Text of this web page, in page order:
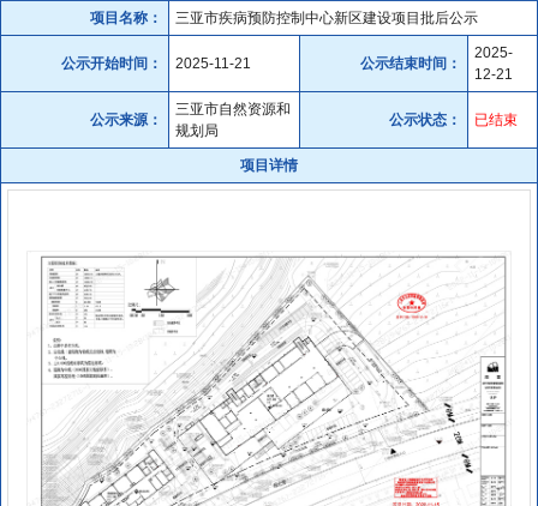
项目名称： 三亚市疾病预防控制中心新区建设项目批后公示
公示开始时间： 2025-11-21 公示结束时间：
2025-
12-21
公示来源：
三亚市自然资源和
规划局
公示状态： 已结束
项目详情